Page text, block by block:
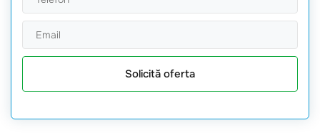
Solicită oferta